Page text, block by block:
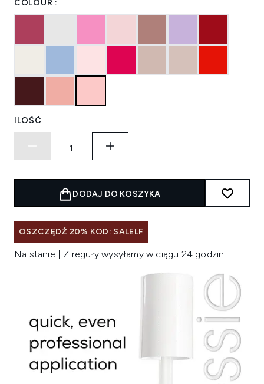
COLOUR :
ILOŚĆ
DODAJ DO KOSZYKA
OSZCZĘDŹ 20% KOD: SALELF
Na stanie | Z reguły wysyłamy w ciągu 24 godzin